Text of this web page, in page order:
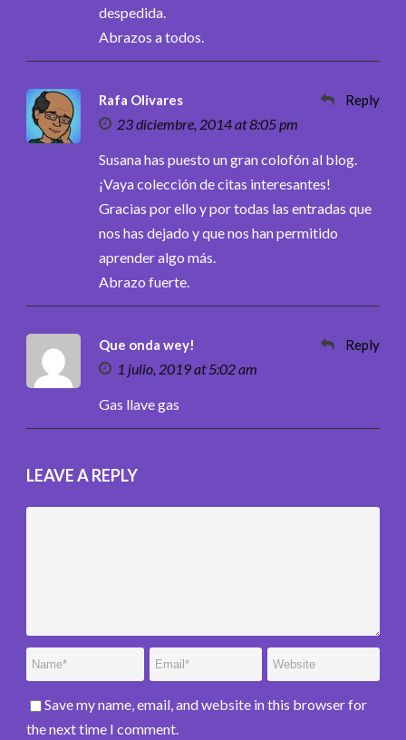
despedida.
Abrazos a todos.
Rafa Olivares
23 diciembre, 2014 at 8:05 pm
Reply
Susana has puesto un gran colofón al blog.
¡Vaya colección de citas interesantes!
Gracias por ello y por todas las entradas que
nos has dejado y que nos han permitido
aprender algo más.
Abrazo fuerte.
Que onda wey!
1 julio, 2019 at 5:02 am
Reply
Gas llave gas
LEAVE A REPLY
Save my name, email, and website in this browser for
the next time I comment.